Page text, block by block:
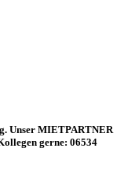
Unser MIETPARTNER
gerne: 06534